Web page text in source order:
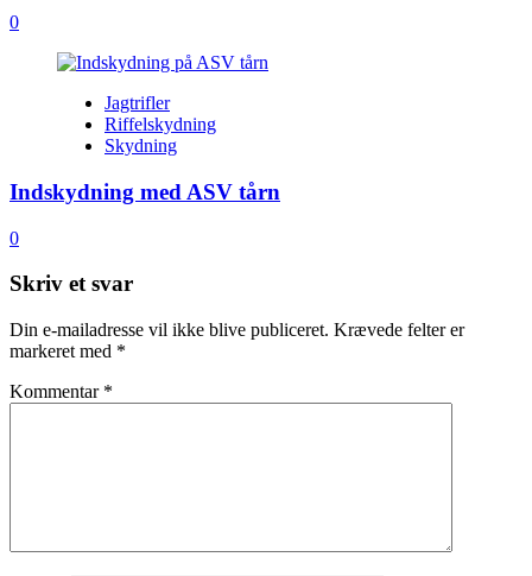
0
Jagtrifler
Riffelskydning
Skydning
Indskydning med ASV tårn
0
Skriv et svar
Din e-mailadresse vil ikke blive publiceret. Krævede felter er
markeret med *
Kommentar *